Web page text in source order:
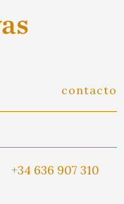
contacto
+34 636 907 310